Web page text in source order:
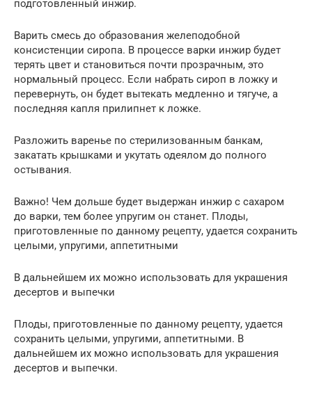
подготовленный инжир.
Варить смесь до образования желеподобной
консистенции сиропа. В процессе варки инжир будет
терять цвет и становиться почти прозрачным, это
нормальный процесс. Если набрать сироп в ложку и
перевернуть, он будет вытекать медленно и тягуче, а
последняя капля прилипнет к ложке.
Разложить варенье по стерилизованным банкам,
закатать крышками и укутать одеялом до полного
остывания.
Важно! Чем дольше будет выдержан инжир с сахаром
до варки, тем более упругим он станет. Плоды,
приготовленные по данному рецепту, удается сохранить
целыми, упругими, аппетитными
В дальнейшем их можно использовать для украшения
десертов и выпечки
Плоды, приготовленные по данному рецепту, удается
сохранить целыми, упругими, аппетитными. В
дальнейшем их можно использовать для украшения
десертов и выпечки.